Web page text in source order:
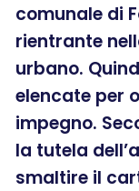
comunale di
rientrante
urbano.
elencate per
impegno.
la tutela
smaltire il